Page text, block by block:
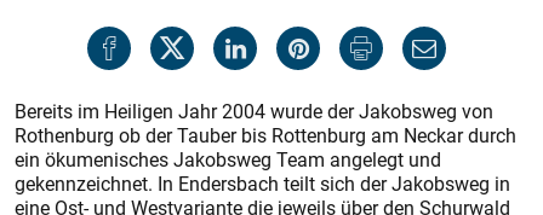
Bereits im Heiligen Jahr 2004 wurde der Jakobsweg von
Rothenburg ob der Tauber bis Rottenburg am Neckar durch
ein ökumenisches Jakobsweg Team angelegt und
gekennzeichnet. In Endersbach teilt sich der Jakobsweg in
eine Ost- und Westvariante die jeweils über den Schurwald